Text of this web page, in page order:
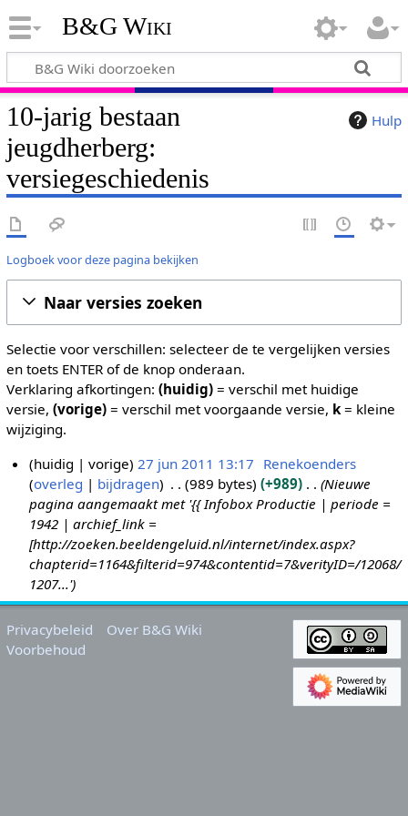
B&G Wiki
Hulp
10-jarig bestaan
jeugdherberg:
versiegeschiedenis
Logboek voor deze pagina bekijken
Naar versies zoeken
Selectie voor verschillen: selecteer de te vergelijken versies
en toets ENTER of de knop onderaan.
Verklaring afkortingen: (huidig)= verschil met huidige
versie, (vorige)= verschil met voorgaande versie, k= kleine
wijziging.
0
1
1
huidig vorige 27 jun 2011 13:17 Renekoenders
overleg
bijdragen 989 bytes +989
Nieuwe
pagina aangemaakt met '{{ Infobox Productie | periode =
1942 | archief_link =
[http://zoeken.beeldengeluid.nl/internet/index.aspx?
chapterid=1164&filterid=974&contentid=7&verityID=/12068/
1207...'
Privacybeleid
Over B&G Wiki
Voorbehoud